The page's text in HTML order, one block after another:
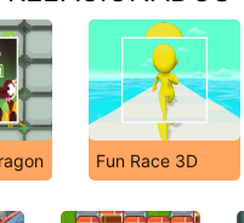
Fun Race 3D